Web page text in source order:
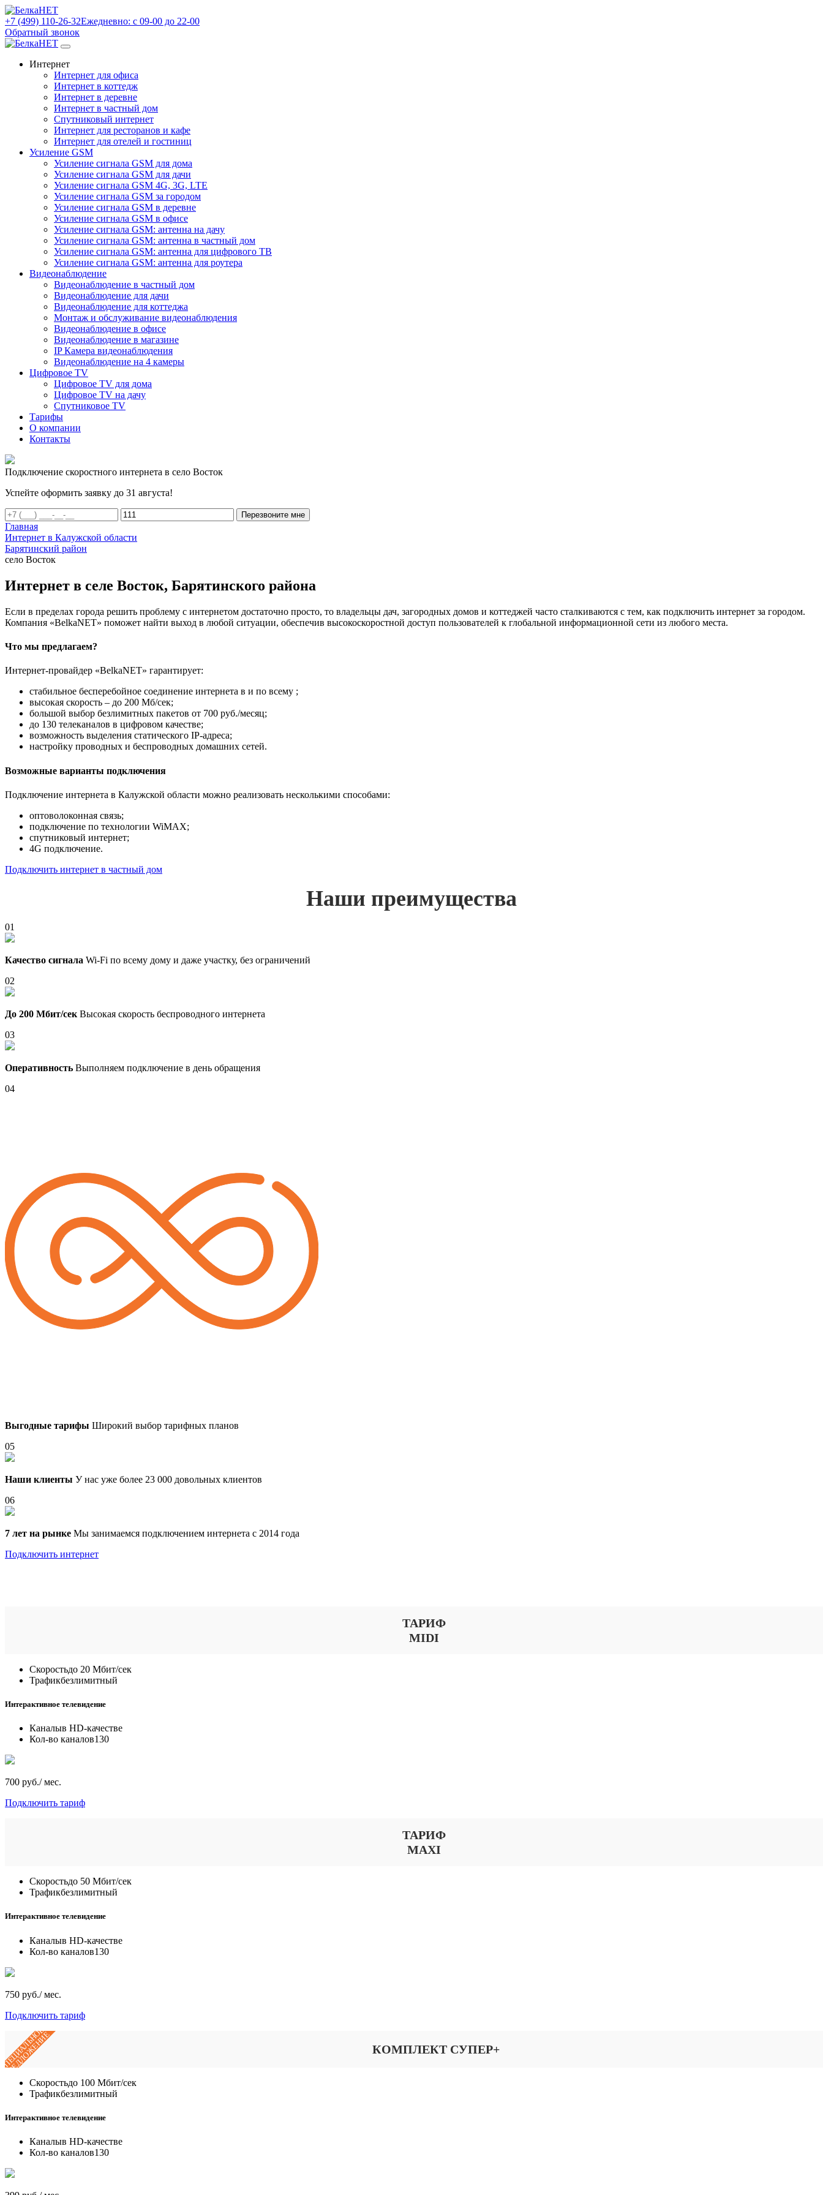
+7 (499) 110-26-32Ежедневно: с 09-00 до 22-00
Обратный звонок
Интернет
Интернет для офиса
Интернет в коттедж
Интернет в деревне
Интернет в частный дом
Спутниковый интернет
Интернет для ресторанов и кафе
Интернет для отелей и гостиниц
Усиление GSM
Усиление сигнала GSM для дома
Усиление сигнала GSM для дачи
Усиление сигнала GSM 4G, 3G, LTE
Усиление сигнала GSM за городом
Усиление сигнала GSM в деревне
Усиление сигнала GSM в офисе
Усиление сигнала GSM: антенна на дачу
Усиление сигнала GSM: антенна в частный дом
Усиление сигнала GSM: антенна для цифрового ТВ
Усиление сигнала GSM: антенна для роутера
Видеонаблюдение
Видеонаблюдение в частный дом
Видеонаблюдение для дачи
Видеонаблюдение для коттеджа
Монтаж и обслуживание видеонаблюдения
Видеонаблюдение в офисе
Видеонаблюдение в магазине
IP Камера видеонаблюдения
Видеонаблюдение на 4 камеры
Цифровое TV
Цифровое TV для дома
Цифровое TV на дачу
Спутниковое TV
Тарифы
О компании
Контакты
Подключение скоростного интернета в село Восток
Успейте оформить заявку до 31 августа!
Перезвоните мне
Главная
Интернет в Калужской области
Барятинский район
село Восток
Интернет в селе Восток, Барятинского района
Если в пределах города решить проблему с интернетом достаточно просто, то владельцы дач, загородных домов и коттеджей часто сталкиваются с тем, как подключить интернет за городом.
Компания «BelkaNET» поможет найти выход в любой ситуации, обеспечив высокоскоростной доступ пользователей к глобальной информационной сети из любого места.
Что мы предлагаем?
Интернет-провайдер «BelkaNET» гарантирует:
стабильное бесперебойное соединение интернета в и по всему ;
высокая скорость – до 200 Мб/сек;
большой выбор безлимитных пакетов от 700 руб./месяц;
до 130 телеканалов в цифровом качестве;
возможность выделения статического IP-адреса;
настройку проводных и беспроводных домашних сетей.
Возможные варианты подключения
Подключение интернета в Калужской области можно реализовать несколькими способами:
оптоволоконная связь;
подключение по технологии WiMAX;
спутниковый интернет;
4G подключение.
Подключить интернет в частный дом
Наши преимущества
01
Качество сигнала Wi-Fi по всему дому и даже участку, без ограничений
02
До 200 Мбит/сек Высокая скорость беспроводного интернета
03
Оперативность Выполняем подключение в день обращения
04
Выгодные тарифы Широкий выбор тарифных планов
05
Наши клиенты У нас уже более 23 000 довольных клиентов
06
7 лет на рынке Мы занимаемся подключением интернета с 2014 года
Подключить интернет
ТАРИФ
MIDI
Скоростьдо 20 Мбит/сек
Трафикбезлимитный
Интерактивное телевидение
Каналыв HD-качестве
Кол-во каналов130
700 руб./ мес.
Подключить тариф
ТАРИФ
MAXI
Скоростьдо 50 Мбит/сек
Трафикбезлимитный
Интерактивное телевидение
Каналыв HD-качестве
Кол-во каналов130
750 руб./ мес.
Подключить тариф
ПРЕДЛОЖЕНИЕ КОМПЛЕКТ СУПЕР+
Скоростьдо 100 Мбит/сек
Трафикбезлимитный
Интерактивное телевидение
Каналыв HD-качестве
Кол-во каналов130